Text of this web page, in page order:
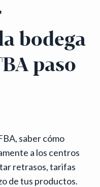
bodega
paso
saber cómo
a los centros
retrasos, tarifas
de tus productos.